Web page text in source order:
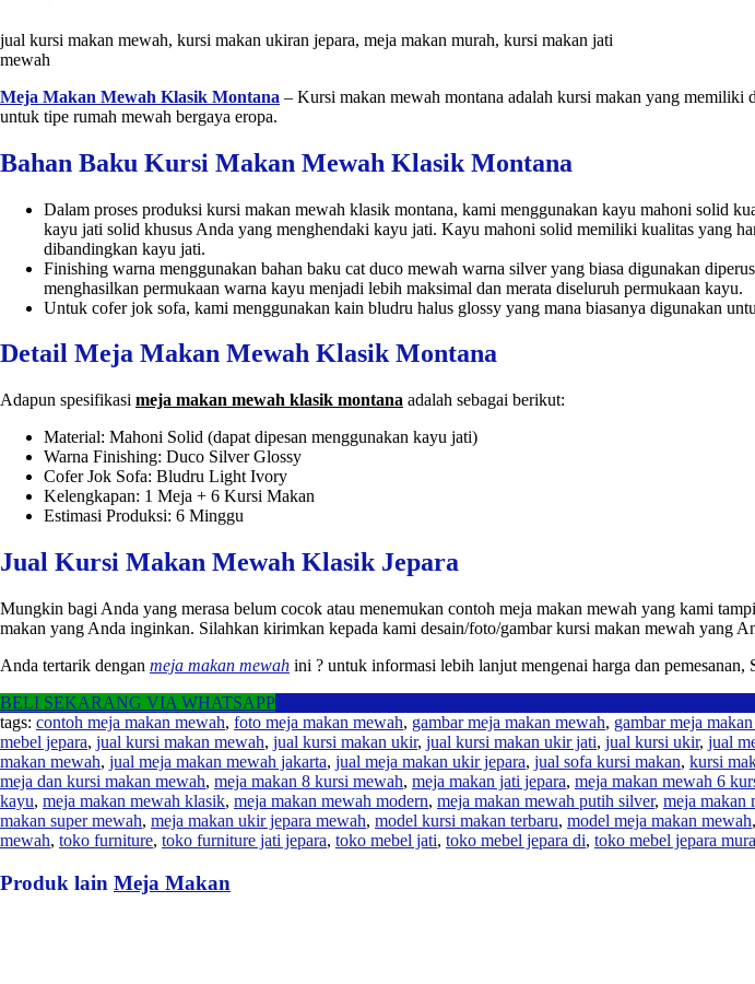
jual kursi makan mewah, kursi makan ukiran jepara, meja makan murah, kursi makan jati
mewah
Meja Makan Mewah Klasik Montana – Kursi makan mewah montana adalah kursi makan yang
untuk tipe rumah mewah bergaya eropa.
Bahan Baku Kursi Makan Mewah Klasik Montana
Dalam proses produksi kursi makan mewah klasik montana, kami menggunakan kayu mahoni solid
kayu jati solid khusus Anda yang menghendaki kayu jati. Kayu mahoni solid memiliki kualitas yang
dibandingkan kayu jati.
Finishing warna menggunakan bahan baku cat duco mewah warna silver yang biasa digunakan
menghasilkan permukaan warna kayu menjadi lebih maksimal dan merata diseluruh permukaan kayu.
Untuk cofer jok sofa, kami menggunakan kain bludru halus glossy yang mana biasanya digunakan
Detail Meja Makan Mewah Klasik Montana
Adapun spesifikasi meja makan mewah klasik montana adalah sebagai berikut:
Material: Mahoni Solid (dapat dipesan menggunakan kayu jati)
Warna Finishing: Duco Silver Glossy
Cofer Jok Sofa: Bludru Light Ivory
Kelengkapan: 1 Meja + 6 Kursi Makan
Estimasi Produksi: 6 Minggu
Jual Kursi Makan Mewah Klasik Jepara
Mungkin bagi Anda yang merasa belum cocok atau menemukan contoh meja makan mewah yang kami
makan yang Anda inginkan. Silahkan kirimkan kepada kami desain/foto/gambar kursi makan mewah yang
Anda tertarik dengan meja makan mewah ini ? untuk informasi lebih lanjut mengenai harga dan
BELI SEKARANG VIA WHATSAPP
tags: contoh meja makan mewah, foto meja makan mewah, gambar meja makan mewah, gambar meja
mebel jepara, jual kursi makan mewah, jual kursi makan ukir, jual kursi makan ukir jati, jual kursi ukir, jual
makan mewah, jual meja makan mewah jakarta, jual meja makan ukir jepara, jual sofa kursi makan, kursi
meja dan kursi makan mewah, meja makan 8 kursi mewah, meja makan jati jepara, meja makan mewah 6
kayu, meja makan mewah klasik, meja makan mewah modern, meja makan mewah putih silver, meja makan
makan super mewah, meja makan ukir jepara mewah, model kursi makan terbaru, model meja makan mewah,
mewah, toko furniture, toko furniture jati jepara, toko mebel jati, toko mebel jepara di, toko mebel jepara
Produk lain Meja Makan